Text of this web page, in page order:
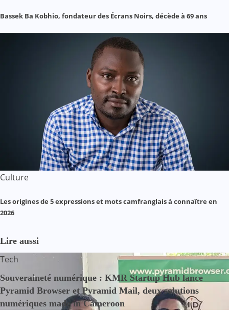
Bassek Ba Kobhio, fondateur des Écrans Noirs, décède à 69 ans
Culture
Les origines de 5 expressions et mots camfranglais à connaître en
2026
Lire aussi
Tech
Souveraineté numérique : KMR Startup Hub lance
Pyramid Browser et Pyramid Mail, deux solutions
numériques made in Cameroon